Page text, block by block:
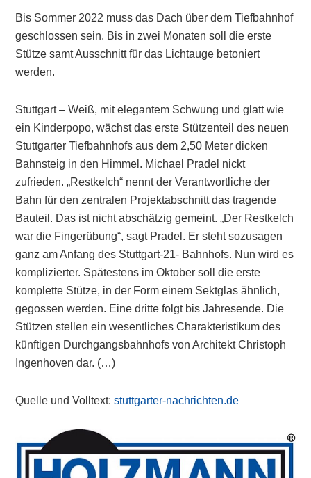
Bis Sommer 2022 muss das Dach über dem Tiefbahnhof
geschlossen sein. Bis in zwei Monaten soll die erste
Stütze samt Ausschnitt für das Lichtauge betoniert
werden.
Stuttgart – Weiß, mit elegantem Schwung und glatt wie
ein Kinderpopo, wächst das erste Stützenteil des neuen
Stuttgarter Tiefbahnhofs aus dem 2,50 Meter dicken
Bahnsteig in den Himmel. Michael Pradel nickt
zufrieden. „Restkelch“ nennt der Verantwortliche der
Bahn für den zentralen Projektabschnitt das tragende
Bauteil. Das ist nicht abschätzig gemeint. „Der Restkelch
war die Fingerübung“, sagt Pradel. Er steht sozusagen
ganz am Anfang des Stuttgart-21- Bahnhofs. Nun wird es
komplizierter. Spätestens im Oktober soll die erste
komplette Stütze, in der Form einem Sektglas ähnlich,
gegossen werden. Eine dritte folgt bis Jahresende. Die
Stützen stellen ein wesentliches Charakteristikum des
künftigen Durchgangsbahnhofs von Architekt Christoph
Ingenhoven dar. (…)
Quelle und Volltext:stuttgarter-nachrichten.de
Primary
Sidebar